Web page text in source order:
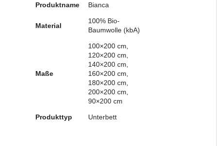
Produktname Bianca
Material
100% Bio-
Baumwolle (kbA)
Maße
100×200 cm,
120×200 cm,
140×200 cm,
160×200 cm,
180×200 cm,
200×200 cm,
90×200 cm
Produkttyp Unterbett